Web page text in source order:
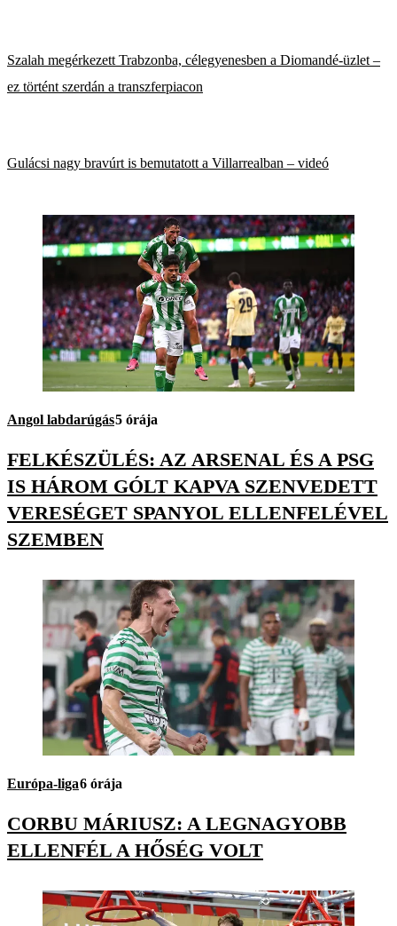
Szalah megérkezett Trabzonba, célegyenesben a Diomandé-üzlet –
ez történt szerdán a transzferpiacon
Gulácsi nagy bravúrt is bemutatott a Villarrealban – videó
Angol labdarúgás5 órája
FELKÉSZÜLÉS: AZ ARSENAL ÉS A PSG
IS HÁROM GÓLT KAPVA SZENVEDETT
VERESÉGET SPANYOL ELLENFELÉVEL
SZEMBEN
Európa-liga6 órája
CORBU MÁRIUSZ: A LEGNAGYOBB
ELLENFÉL A HŐSÉG VOLT